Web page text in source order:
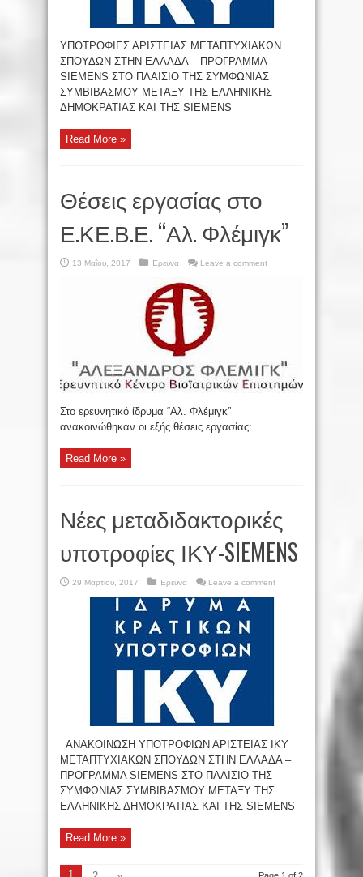
ΥΠΟΤΡΟΦΙΕΣ ΑΡΙΣΤΕΙΑΣ ΜΕΤΑΠΤΥΧΙΑΚΩΝ
ΣΠΟΥΔΩΝ ΣΤΗΝ ΕΛΛΑΔΑ – ΠΡΟΓΡΑΜΜΑ
SIEMENS ΣΤΟ ΠΛΑΙΣΙΟ ΤΗΣ ΣΥΜΦΩΝΙΑΣ
ΣΥΜΒΙΒΑΣΜΟΥ ΜΕΤΑΞΥ ΤΗΣ ΕΛΛΗΝΙΚΗΣ
ΔΗΜΟΚΡΑΤΙΑΣ ΚΑΙ ΤΗΣ SIEMENS
Read More »
Θέσεις εργασίας στο
Ε.ΚΕ.Β.Ε. “Αλ. Φλέμιγκ”
13 Μαΐου, 2017 Έρευνα Leave a comment
Στο ερευνητικό ίδρυμα “Αλ. Φλέμιγκ”
ανακοινώθηκαν οι εξής θέσεις εργασίας:
Read More »
Νέες μεταδιδακτορικές
υποτροφίες ΙΚΥ-SIEMENS
29 Μαρτίου, 2017 Έρευνα Leave a comment
ΑΝΑΚΟΙΝΩΣΗ ΥΠΟΤΡΟΦΙΩΝ ΑΡΙΣΤΕΙΑΣ ΙΚΥ
ΜΕΤΑΠΤΥΧΙΑΚΩΝ ΣΠΟΥΔΩΝ ΣΤΗΝ ΕΛΛΑΔΑ –
ΠΡΟΓΡΑΜΜΑ SIEMENS ΣΤΟ ΠΛΑΙΣΙΟ ΤΗΣ
ΣΥΜΦΩΝΙΑΣ ΣΥΜΒΙΒΑΣΜΟΥ ΜΕΤΑΞΥ ΤΗΣ
ΕΛΛΗΝΙΚΗΣ ΔΗΜΟΚΡΑΤΙΑΣ ΚΑΙ ΤΗΣ SIEMENS
Read More »
1